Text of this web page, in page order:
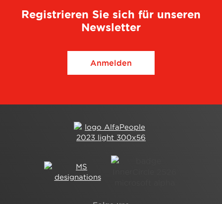
Registrieren Sie sich für unseren
Newsletter
Anmelden